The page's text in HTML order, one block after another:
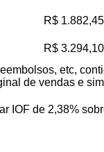
R$ 1.882,45
R$ 3.294,10
etc,
de vendas e
IOF de 2,38%